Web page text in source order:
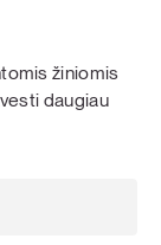
žiniomis
daugiau